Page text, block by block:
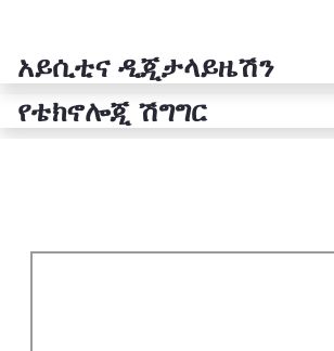
አይሲቲና ዲጂታላይዜሽን
የቴክኖሎጂ ሽግግር